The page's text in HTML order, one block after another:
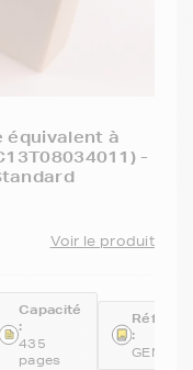
équivalent à
-
Voir le produit
Capacité
:
435
pages
: